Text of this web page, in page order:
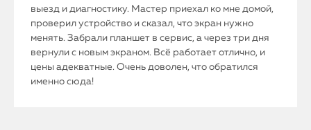
О нас
Контакты
Статьи
выезд и диагностику. Мастер приехал ко мне домой,
проверил устройство и сказал, что экран нужно
менять. Забрали планшет в сервис, а через три дня
вернули с новым экраном. Всё работает отлично, и
цены адекватные. Очень доволен, что обратился
именно сюда!